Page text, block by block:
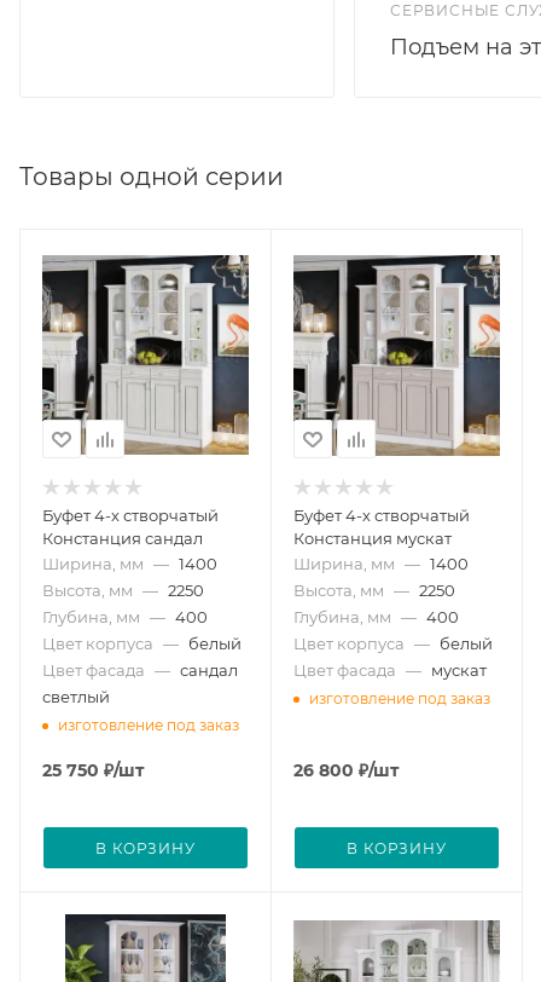
СЕРВИСНЫЕ
Подъем на
Товары одной серии
Буфет 4-х створчатый
Констанция сандал
Ширина, мм — 1400
Высота, мм — 2250
Глубина, мм — 400
Цвет корпуса — белый
Цвет фасада — сандал
светлый
изготовление под заказ
25 750 ₽/шт
В КОРЗИНУ
Буфет 4-х створчатый
Констанция мускат
Ширина, мм — 1400
Высота, мм — 2250
Глубина, мм — 400
Цвет корпуса — белый
Цвет фасада — мускат
изготовление под заказ
26 800 ₽/шт
В КОРЗИНУ